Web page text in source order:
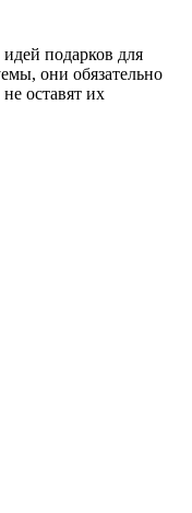
подарков для
они обязательно
оставят их